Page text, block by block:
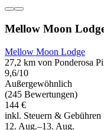
Mellow Moon
Mellow Moon Lodge
27,2 km von Ponderosa
9,6/10
Außergewöhnlich
(245 Bewertungen)
144 €
inkl. Steuern & Gebühren
12. Aug.–13. Aug.